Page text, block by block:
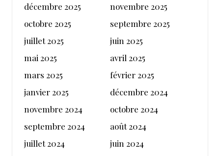
décembre 2025
novembre 2025
octobre 2025
septembre 2025
juillet 2025
juin 2025
mai 2025
avril 2025
mars 2025
février 2025
janvier 2025
décembre 2024
novembre 2024
octobre 2024
septembre 2024
août 2024
juillet 2024
juin 2024